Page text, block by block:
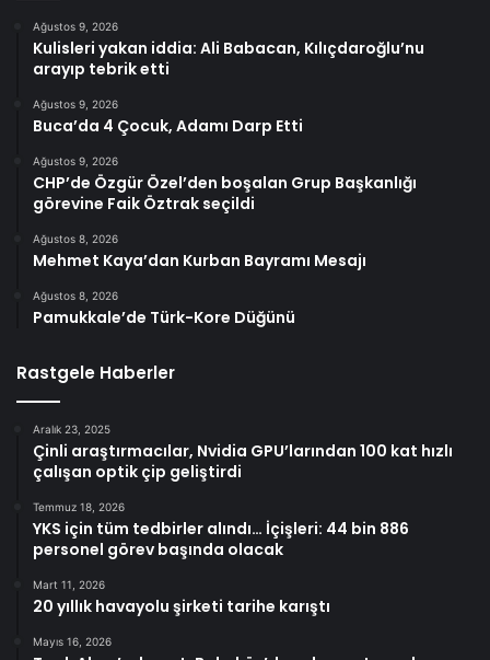
Ağustos 9, 2026
Kulisleri yakan iddia: Ali Babacan, Kılıçdaroğlu’nu
arayıp tebrik etti
Ağustos 9, 2026
Buca’da 4 Çocuk, Adamı Darp Etti
Ağustos 9, 2026
CHP’de Özgür Özel’den boşalan Grup Başkanlığı
görevine Faik Öztrak seçildi
Ağustos 8, 2026
Mehmet Kaya’dan Kurban Bayramı Mesajı
Ağustos 8, 2026
Pamukkale’de Türk-Kore Düğünü
Rastgele Haberler
Aralık 23, 2025
Çinli araştırmacılar, Nvidia GPU’larından 100 kat hızlı
çalışan optik çip geliştirdi
Temmuz 18, 2026
YKS için tüm tedbirler alındı… İçişleri: 44 bin 886
personel görev başında olacak
Mart 11, 2026
20 yıllık havayolu şirketi tarihe karıştı
Mayıs 16, 2026